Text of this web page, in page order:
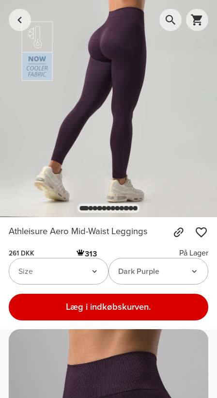
Athleisure Aero Mid-Waist Leggings
261 DKK 313
På Lager
Dark Purple
Size
Læg i indkøbskurven.